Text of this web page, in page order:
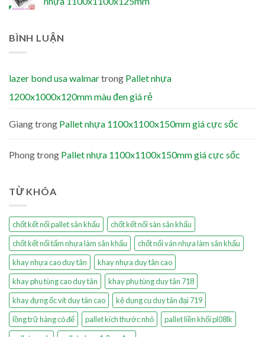
BÌNH LUẬN
lazer bond usa walmartrong Pallet nhựa
1200x1000x120mm màu đen giá rẻ
Giangtrong Pallet nhựa 1100x1100x150mm giá cực sốc
Phongtrong Pallet nhựa 1100x1100x150mm giá cực sốc
TỪ KHÓA
chốt kết nối pallet sân khấu
chốt kết nối sàn sân khấu
chốt kết nối tấm nhựa làm sân khấu
chốt nối ván nhựa làm sân khấu
khay nhựa cao duy tân
khay nhựa duy tân cao
khay phụ tùng cao duy tân
khay phụ tùng duy tân 718
khay đựng ốc vít duy tân cao
kệ dụng cụ duy tân đại 719
lồng trữ hàng có đế
pallet kích thước nhỏ
pallet liền khối pl08lk